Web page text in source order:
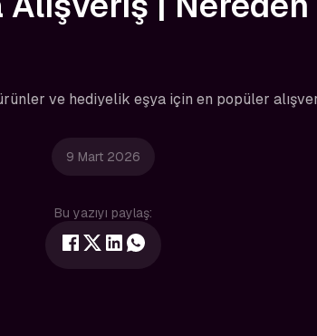
ve hediyelik eşya için en popüler
9 Mart 2026
Bu yazıyı paylaş: